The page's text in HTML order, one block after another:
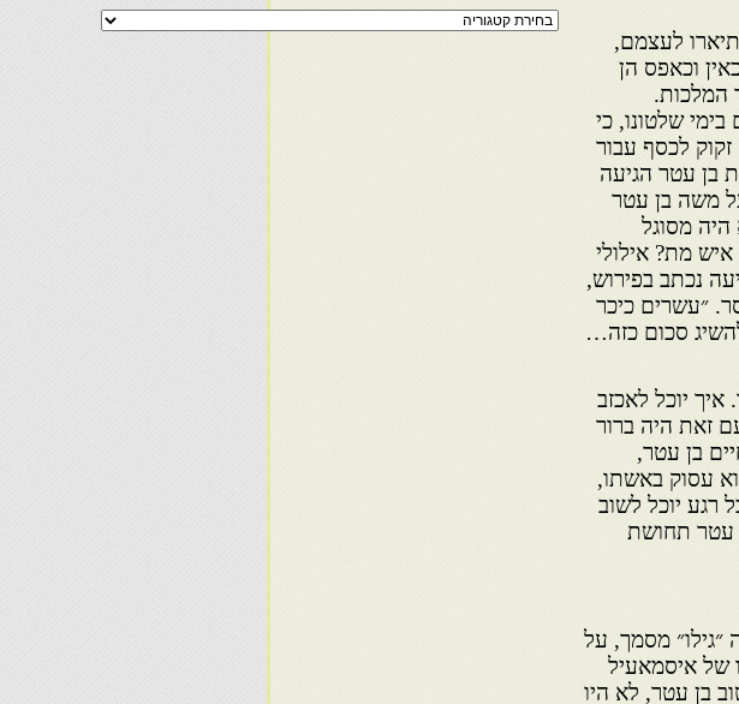
לעצמם,
וכאפס הן
המלכות.
שלטונו, כי
לכסף עבור
בן עטר הגיעה
משה בן עטר
מסוגל
מת? אילולי
נכתב בפירוש,
״עשרים כיכר
סכום כזה…
יוכל לאכזב
זאת היה ברור
בן עטר,
עסוק באשתו,
רגע יוכל לשוב
עטר תחושת
מסמך, על
של איסמאעיל
בן עטר, לא היו
רשימת
הנושאים